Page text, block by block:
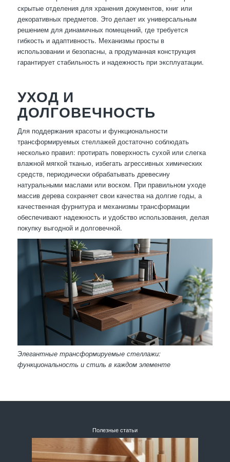
скрытые отделения для хранения документов, книг или
декоративных предметов. Это делает их универсальным
решением для динамичных помещений, где требуется
гибкость и адаптивность. Механизмы просты в
использовании и безопасны, а продуманная конструкция
гарантирует стабильность и надежность при эксплуатации.
УХОД И
ДОЛГОВЕЧНОСТЬ
Для поддержания красоты и функциональности
трансформируемых стеллажей достаточно соблюдать
несколько правил: протирать поверхность сухой или слегка
влажной мягкой тканью, избегать агрессивных химических
средств, периодически обрабатывать древесину
натуральными маслами или воском. При правильном уходе
массив дерева сохраняет свои качества на долгие годы, а
качественная фурнитура и механизмы трансформации
обеспечивают надежность и удобство использования, делая
покупку выгодной и долговечной.
Элегантные трансформируемые стеллажи:
функциональность и стиль в каждом элементе
Полезные статьи